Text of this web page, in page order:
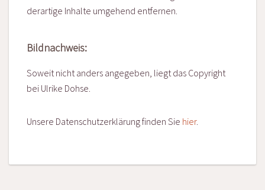
derartige Inhalte umgehend entfernen.
Bildnachweis:
Soweit nicht anders angegeben, liegt das Copyright
bei Ulrike Dohse.
Unsere Datenschutzerklärung finden Sie hier.